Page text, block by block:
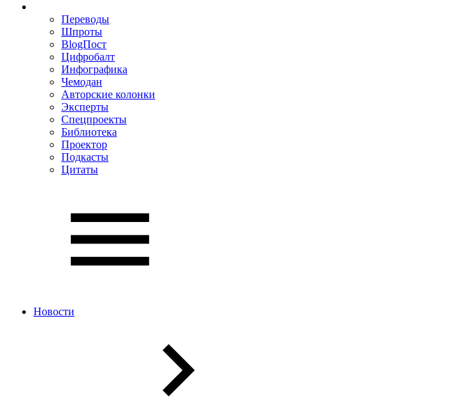
Переводы
Шпроты
BlogПост
Цифробалт
Инфографика
Чемодан
Авторские колонки
Эксперты
Спецпроекты
Библиотека
Проектор
Подкасты
Цитаты
Новости